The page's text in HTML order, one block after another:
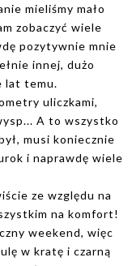
mieliśmy mało
zobaczyć wiele
pozytywnie mnie
innej, dużo
lat temu.
uliczkami,
A to wszystko
musi koniecznie
i naprawdę wiele
ze względu na
na komfort!
weekend, więc
w kratę i czarną